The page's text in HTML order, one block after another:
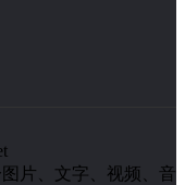
片、文字、视频、音